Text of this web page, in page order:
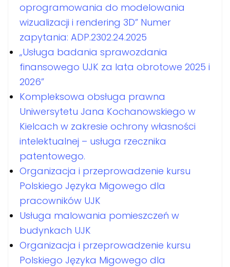
oprogramowania do modelowania
wizualizacji i rendering 3D” Numer
zapytania: ADP.2302.24.2025
„Usługa badania sprawozdania
finansowego UJK za lata obrotowe 2025 i
2026”
Kompleksowa obsługa prawna
Uniwersytetu Jana Kochanowskiego w
Kielcach w zakresie ochrony własności
intelektualnej – usługa rzecznika
patentowego.
Organizacja i przeprowadzenie kursu
Polskiego Języka Migowego dla
pracowników UJK
Usługa malowania pomieszczeń w
budynkach UJK
Organizacja i przeprowadzenie kursu
Polskiego Języka Migowego dla